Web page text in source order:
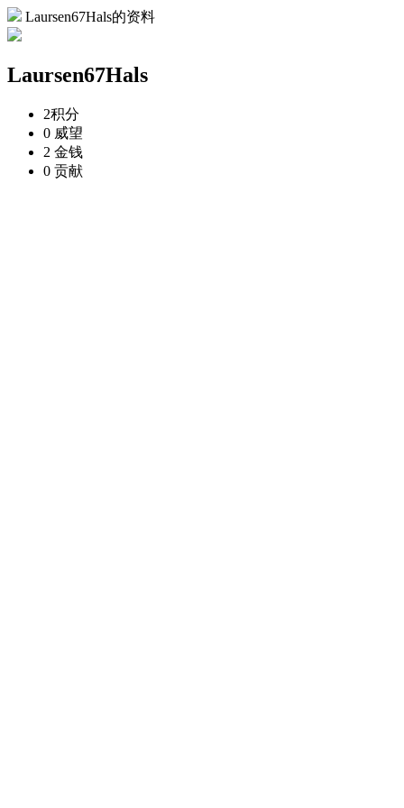
Laursen67Hals的资料
Laursen67Hals
2积分
0 威望
2 金钱
0 贡献